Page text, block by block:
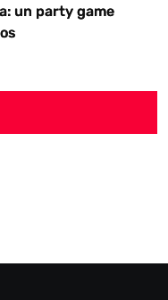
un party game